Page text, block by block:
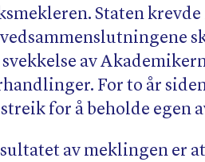
Staten
svekkelse av
For to år
for å beholde egen
av meklingen er